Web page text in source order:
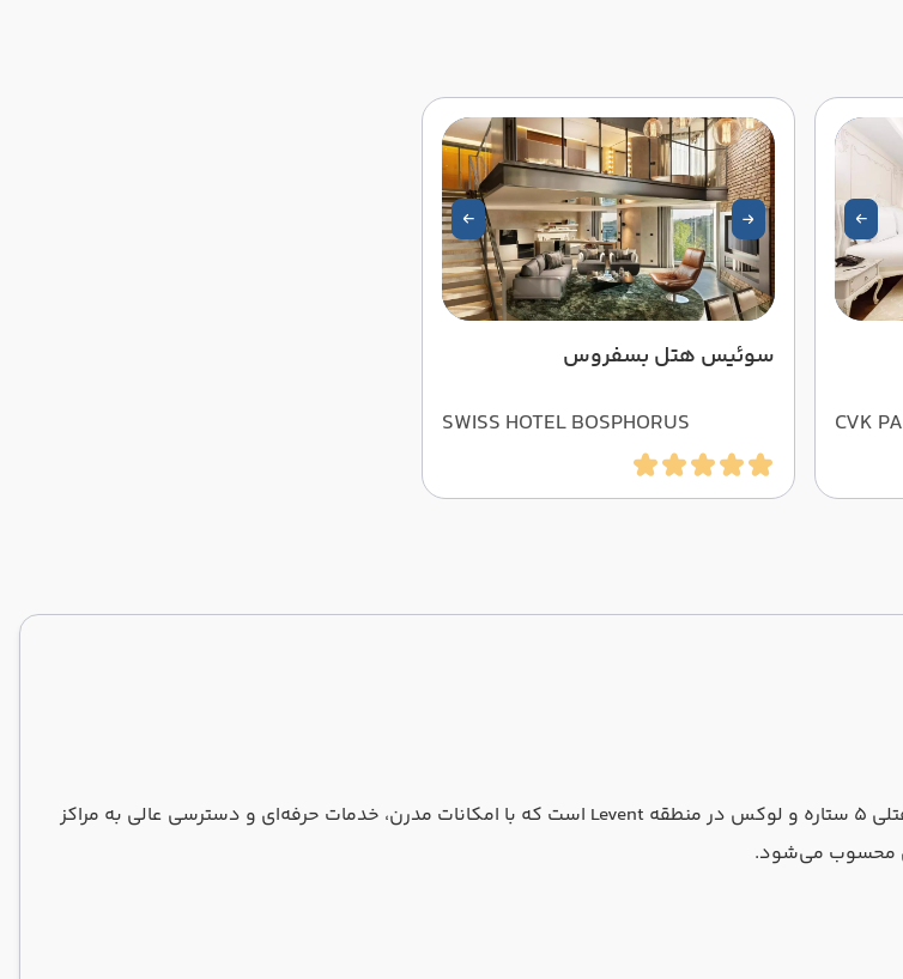
CVK
سوئیس هتل بسفروس
SWISS HOTEL BOSPHORUS
هتل Wyndham Grand Levent استانبول (Wyndham Grand Levent Hotel Istanbul) هتلی ۵ ستاره و لوکس در منطقه Levent است که با امکانات مدرن، خدمات حرفه‌ای و دسترسی عالی به مراکز
محسوب می‌شود.